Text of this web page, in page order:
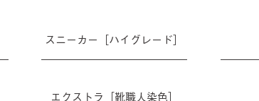
スニーカー［ハイグレード］
エクストラ［靴職人染色］